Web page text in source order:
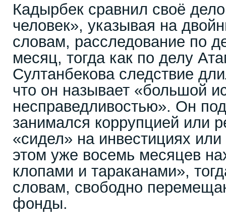
Кадырбек сравнил своё
человек», указывая на
словам, расследование по
месяц, тогда как по делу
Султанбекова следствие
что он называет «большой
несправедливостью». Он
занимался коррупцией или
«сидел» на инвестициях
этом уже восемь месяцев
клопами и тараканами»,
словам, свободно
фонды.